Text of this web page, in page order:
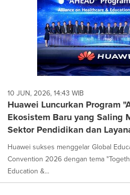
10 JUN, 2026, 14:43 WIB
Huawei Luncurkan Program
Ekosistem Baru yang Saling
Sektor Pendidikan dan
Huawei sukses menggelar Global
Convention 2026 dengan tema
Education &...